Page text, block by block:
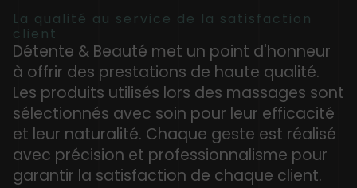
La qualité au service de la satisfaction
client
Détente & Beauté met un point d'honneur
à offrir des prestations de haute qualité.
Les produits utilisés lors des massages sont
sélectionnés avec soin pour leur efficacité
et leur naturalité. Chaque geste est réalisé
avec précision et professionnalisme pour
garantir la satisfaction de chaque client.